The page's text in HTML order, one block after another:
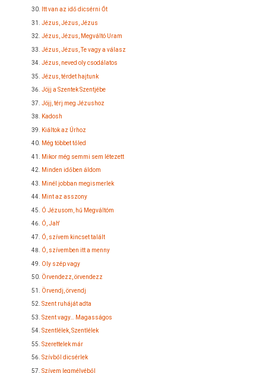
Itt van az idő dicsérni Őt
Jézus, Jézus, Jézus
Jézus, Jézus, Megváltó Uram
Jézus, Jézus, Te vagy a válasz
Jézus, neved oly csodálatos
Jézus, térdet hajtunk
Jöjj a Szentek Szentjébe
Jöjj, térj meg Jézushoz
Kadosh
Kiáltok az Úrhoz
Még többet tőled
Mikor még semmi sem létezett
Minden időben áldom
Minél jobban megismerlek
Mint az asszony
Ó Jézusom, hű Megváltóm
Ó, Jah'
Ó, szívem kincset talált
Ó, szívemben itt a menny
Oly szép vagy
Örvendezz, örvendezz
Örvendj, örvendj
Szent ruháját adta
Szent vagy… Magasságos
Szentlélek, Szentlélek
Szerettelek már
Szívből dicsérlek
Szívem legmélyéből